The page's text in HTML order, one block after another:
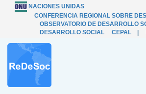
NACIONES UNIDAS
CONFERENCIA REGIONAL SOBRE
OBSERVATORIO DE DESARROLLO
DESARROLLO SOCIAL
CEPAL